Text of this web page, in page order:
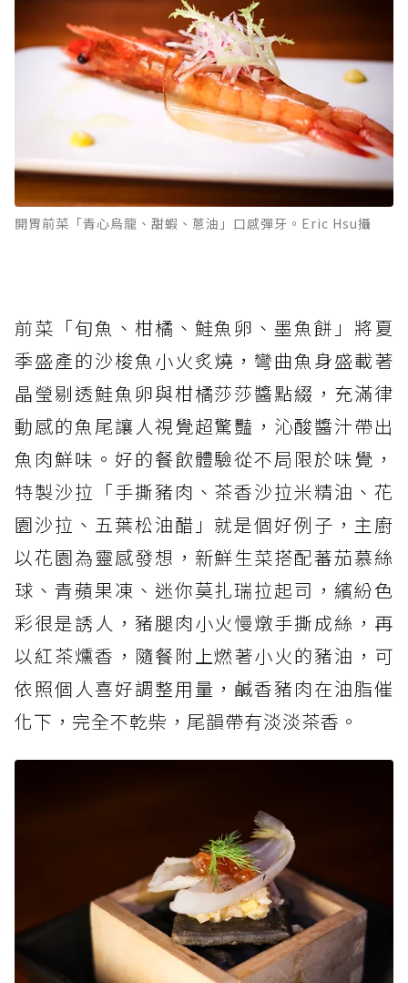
開胃前菜「青心烏龍、甜蝦、蔥油」口感彈牙。Eric Hsu攝
前菜「旬魚、柑橘、鮭魚卵、墨魚餅」將夏
季盛產的沙梭魚小火炙燒，彎曲魚身盛載著
晶瑩剔透鮭魚卵與柑橘莎莎醬點綴，充滿律
動感的魚尾讓人視覺超驚豔，沁酸醬汁帶出
魚肉鮮味。好的餐飲體驗從不局限於味覺，
特製沙拉「手撕豬肉、茶香沙拉米精油、花
園沙拉、五葉松油醋」就是個好例子，主廚
以花園為靈感發想，新鮮生菜搭配蕃茄慕絲
球、青蘋果凍、迷你莫扎瑞拉起司，繽紛色
彩很是誘人，豬腿肉小火慢燉手撕成絲，再
以紅茶燻香，隨餐附上燃著小火的豬油，可
依照個人喜好調整用量，鹹香豬肉在油脂催
化下，完全不乾柴，尾韻帶有淡淡茶香。